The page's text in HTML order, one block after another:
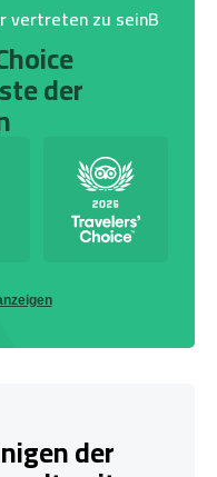
vertreten zu seinB
der
der